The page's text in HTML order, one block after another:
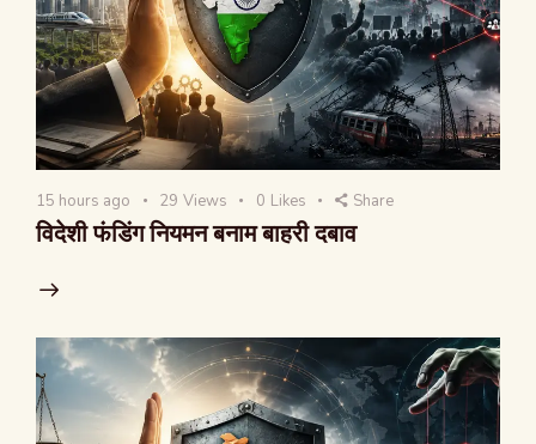
15 hours ago 29 Views 0 Likes Share
विदेशी फंडिंग नियमन बनाम बाहरी दबाव